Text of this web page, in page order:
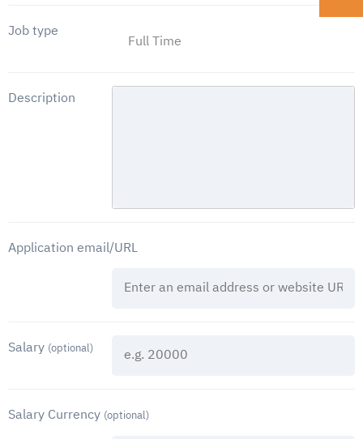
Job type
Description
Application email/URL
Salary (optional)
Salary Currency (optional)